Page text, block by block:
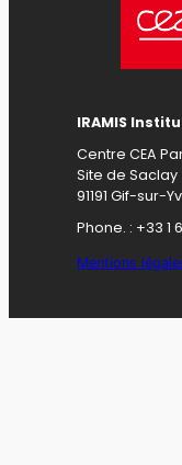
IRAMIS
Centre CEA
Site de Saclay
91191 Gif-sur-
Phone. : +33 1
Mentions